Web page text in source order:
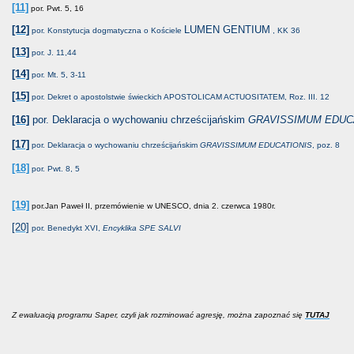
[11] por. Pwt. 5, 16
[12] por. Konstytucja dogmatyczna o Kościele LUMEN GENTIUM , KK 36
[13] por. J. 11,44
[14] por. Mt. 5, 3-11
[15] por. Dekret o apostolstwie świeckich APOSTOLICAM ACTUOSITATEM, Roz. III. 12
[16] por. Deklaracja o wychowaniu chrześcijańskim GRAVISSIMUM
[17] por. Deklaracja o wychowaniu chrześcijańskim GRAVISSIMUM EDUCATIONIS , poz. 8
[18] por. Pwt. 8, 5
[19] por.Jan Paweł II, przemówienie w UNESCO, dnia 2. czerwca 1980r.
[20] por. Benedykt XVI, Encyklika SPE SALVI
Z ewaluacją programu Saper, czyli jak rozminować agresję, można zapoznać się TUTAJ
w Kościele!
trzeba rozkładać od środka
ZROBIĆ